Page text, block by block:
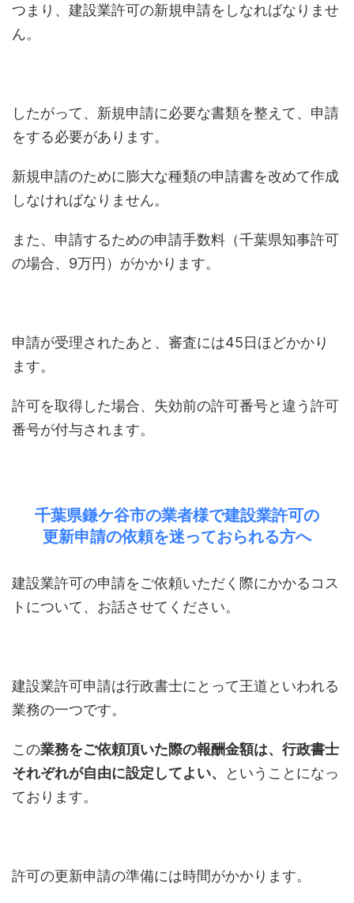
つまり、建設業許可の新規申請をしなればなりませ
ん。
したがって、新規申請に必要な書類を整えて、申請
をする必要があります。
新規申請のために膨大な種類の申請書を改めて作成
しなければなりません。
また、申請するための申請手数料（千葉県知事許可
の場合、9万円）がかかります。
申請が受理されたあと、審査には45日ほどかかり
ます。
許可を取得した場合、失効前の許可番号と違う許可
番号が付与されます。
千葉県鎌ケ谷市の業者様で建設業許可の
更新申請の依頼を迷っておられる方へ
建設業許可の申請をご依頼いただく際にかかるコス
トについて、お話させてください。
建設業許可申請は行政書士にとって王道といわれる
業務の一つです。
この業務をご依頼頂いた際の報酬金額は、行政書士
それぞれが自由に設定してよい、
ということになっ
ております。
許可の更新申請の準備には時間がかかります。